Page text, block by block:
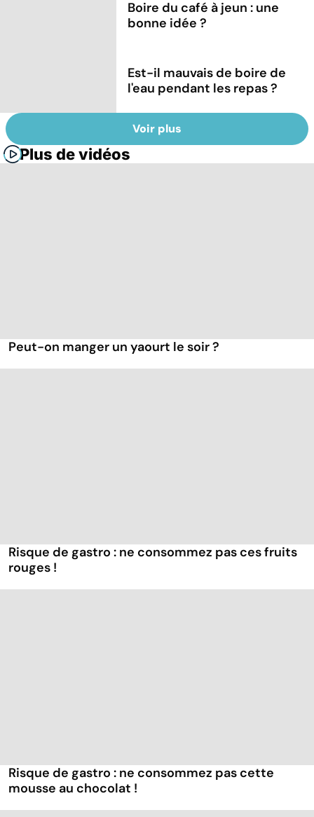
Boire du café à jeun : une
bonne idée ?
Est-il mauvais de boire de
l'eau pendant les repas ?
Voir plus
Plus de vidéos
Peut-on manger un yaourt le soir ?
Risque de gastro : ne consommez pas ces fruits
rouges !
Risque de gastro : ne consommez pas cette
mousse au chocolat !